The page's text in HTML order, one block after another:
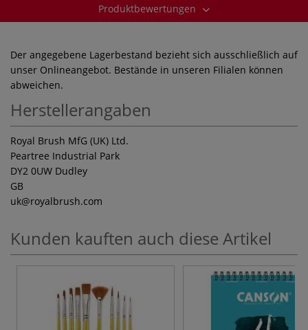
Produktbewertungen
Der angegebene Lagerbestand bezieht sich ausschließlich auf
unser Onlineangebot. Bestände in unseren Filialen können
abweichen.
Herstellerangaben
Royal Brush MfG (UK) Ltd.
Peartree Industrial Park
DY2 0UW Dudley
GB
uk@royalbrush.com
Kunden kauften auch diese Artikel